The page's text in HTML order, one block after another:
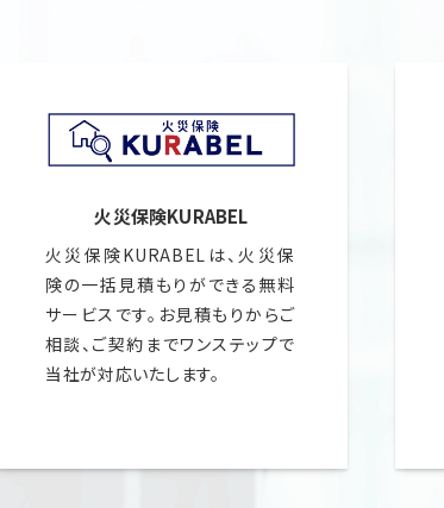
火災保険KURABEL
火災保険KURABELは、火災保
険の一括見積もりができる無料
サービスです。お見積もりからご
相談、ご契約までワンステップで
当社が対応いたします。